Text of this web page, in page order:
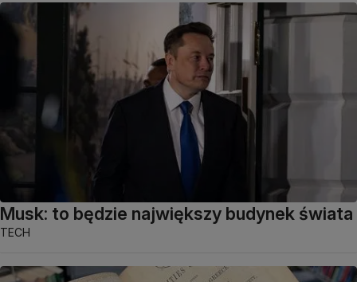
Musk: to będzie największy budynek świata
TECH